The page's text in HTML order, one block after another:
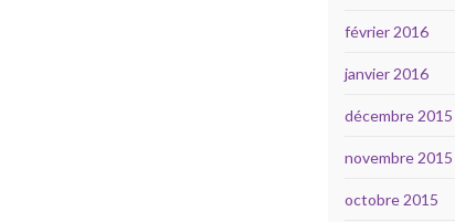
février 2016
janvier 2016
décembre 2015
novembre 2015
octobre 2015